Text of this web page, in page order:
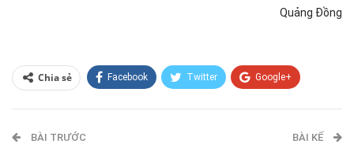
Quảng Đồng
Chia sẻ Facebook Twitter Google+
E-mail
BÀI TRƯỚC BÀI KẾ